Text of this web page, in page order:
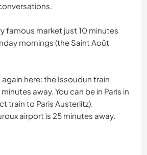
famous market just 10 minutes
mornings (the Saint Août
again here: the Issoudun train
away. You can be in Paris in
train to Paris Austerlitz).
airport is 25 minutes away.